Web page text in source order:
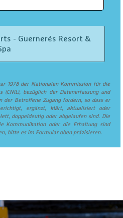
1978 der Nationalen Kommission für die
bezüglich der Datenerfassung und
der Betroffene Zugang fordern, so dass er
ergänzt, klärt, aktualisiert oder
doppeldeutig oder abgelaufen sind. Die
Kommunikation oder die Erhaltung sind
bitte es im Formular oben präzisieren.